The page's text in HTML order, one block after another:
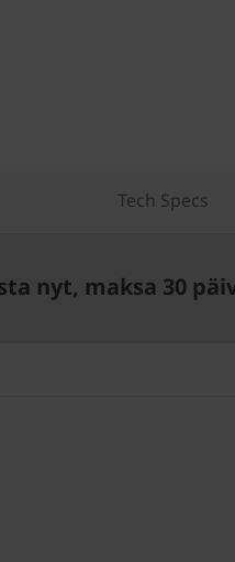
Tech Specs
nyt, maksa 30